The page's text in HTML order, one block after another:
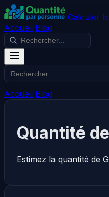
Calculer
Accueil Blog
Accueil Blog
Quantité
Estimez la quantité de